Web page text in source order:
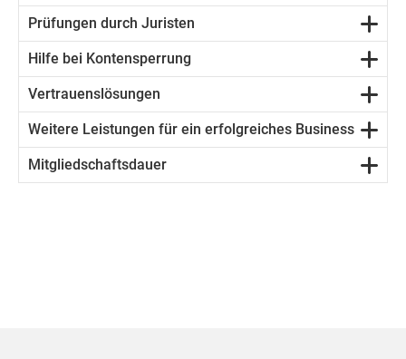
Prüfungen durch Juristen
Hilfe bei Kontensperrung
Vertrauenslösungen
Weitere Leistungen für ein erfolgreiches Business
Mitgliedschaftsdauer